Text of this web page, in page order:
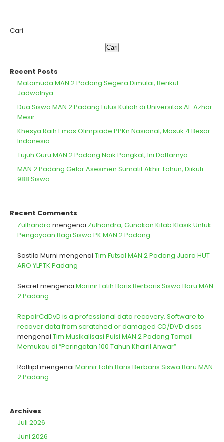
Cari
Cari
Recent Posts
Matamuda MAN 2 Padang Segera Dimulai, Berikut
Jadwalnya
Dua Siswa MAN 2 Padang Lulus Kuliah di Universitas Al-Azhar
Mesir
Khesya Raih Emas Olimpiade PPKn Nasional, Masuk 4 Besar
Indonesia
Tujuh Guru MAN 2 Padang Naik Pangkat, Ini Daftarnya
MAN 2 Padang Gelar Asesmen Sumatif Akhir Tahun, Diikuti
988 Siswa
Recent Comments
Zulhandra mengenai Zulhandra, Gunakan Kitab Klasik Untuk
Pengayaan Bagi Siswa PK MAN 2 Padang
Sastila Murni mengenai Tim Futsal MAN 2 Padang Juara HUT
ARO YLPTK Padang
Secretmengenai Marinir Latih Baris Berbaris Siswa Baru MAN
2 Padang
RepairCdDvD is a professional data recovery. Software to
recover data from scratched or damaged CD/DVD discs
mengenai Tim Musikalisasi Puisi MAN 2 Padang Tampil
Memukau di “Peringatan 100 Tahun Khairil Anwar”
Rafliipl mengenai Marinir Latih Baris Berbaris Siswa Baru MAN
2 Padang
Archives
Juli 2026
Juni 2026